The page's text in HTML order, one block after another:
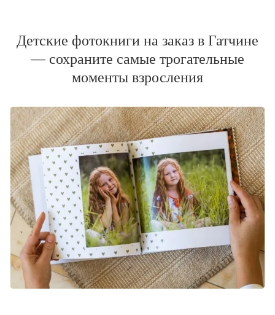
Детские фотокниги на заказ в Гатчине
— сохраните самые трогательные
моменты взросления